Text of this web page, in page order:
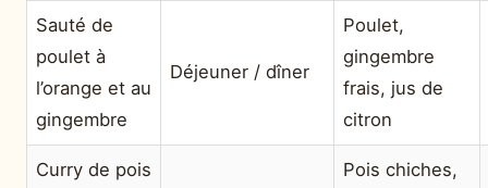
Sauté de
poulet à
l’orange et au
gingembre
Déjeuner / dîner
Poulet,
gingembre
frais, jus de
citron
Curry de pois
Pois chiches,